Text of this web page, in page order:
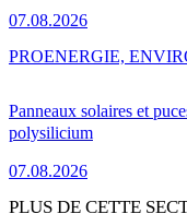
07.08.2026
Panneaux solaires et
polysilicium
07.08.2026
PROENERGIE,
PLUS DE CETTE